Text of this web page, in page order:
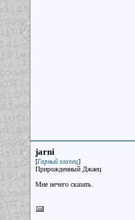
jarni
[Гарный хлопец]
Прирожденный Джаец
Мне нечего сказать.